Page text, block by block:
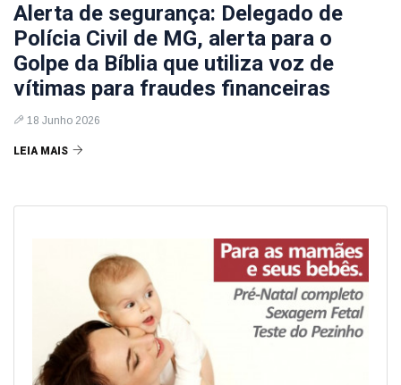
Alerta de segurança: Delegado de
Polícia Civil de MG, alerta para o
Golpe da Bíblia que utiliza voz de
vítimas para fraudes financeiras
18 Junho 2026
LEIA MAIS